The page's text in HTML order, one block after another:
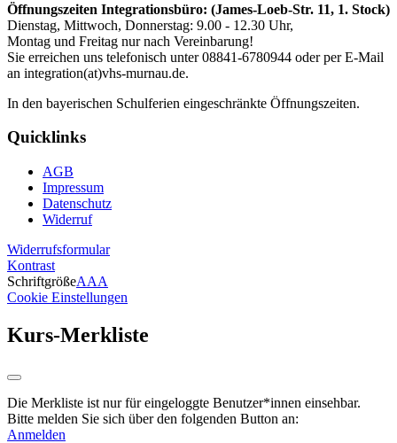
Öffnungszeiten Integrationsbüro: (James-Loeb-Str. 11, 1. Stock)
Dienstag, Mittwoch, Donnerstag: 9.00 - 12.30 Uhr,
Montag und Freitag nur nach Vereinbarung!
Sie erreichen uns telefonisch unter 08841-6780944 oder per E-Mail
an integration(at)vhs-murnau.de.
In den bayerischen Schulferien eingeschränkte Öffnungszeiten.
Quicklinks
AGB
Impressum
Datenschutz
Widerruf
Widerrufsformular
Kontrast
SchriftgrößeAAA
Cookie Einstellungen
Kurs-Merkliste
Die Merkliste ist nur für eingeloggte Benutzer*innen einsehbar.
Bitte melden Sie sich über den folgenden Button an:
Anmelden